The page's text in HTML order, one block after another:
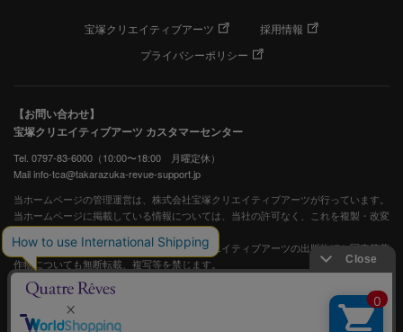
宝塚クリエイティブアーツ
採用情報
プライバシーポリシー
【お問い合わせ】
宝塚クリエイティブアーツ カスタマーセンター
Tel. 0797-83-6000（10:00〜18:00 月曜定休）
Mail info-tca@takarazuka-revue-support.jp
当ホームページの管理運営は、株式会社宝塚クリエイティブアーツが行っています。
当ホームページに掲載している情報については、当社の許可なく、これを複製・改変
することを固く禁止します。
また、阪急電鉄並びに宝塚歌劇団、宝塚クリエイティブアーツの出版物ほか写真等著
作物についても無断転載、複写等を禁じます。
宝塚歌劇公式ホームページ
JASRAC許諾番号：S0507081515